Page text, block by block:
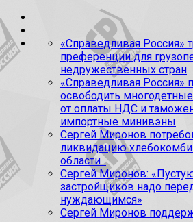
«Справедливая Россия»
преференции для
недружественных стран
«Справедливая Россия»
освободить
от оплаты НДС и
импортные минивэны
Сергей Миронов
ликвидацию
области
Сергей Миронов:
застройщиков надо
нуждающимся»
Сергей Миронов